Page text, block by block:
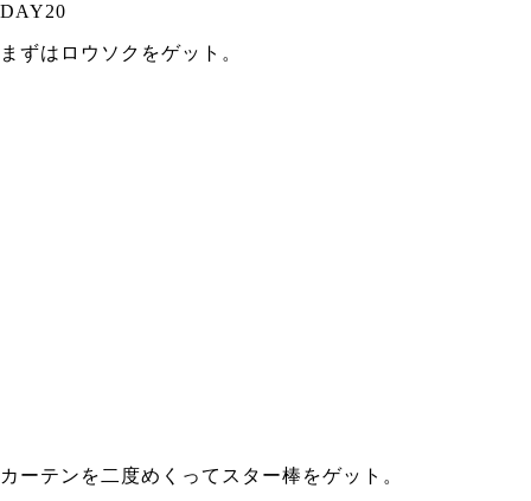
DAY20
まずはロウソクをゲット。
カーテンを二度めくってスター棒をゲット。